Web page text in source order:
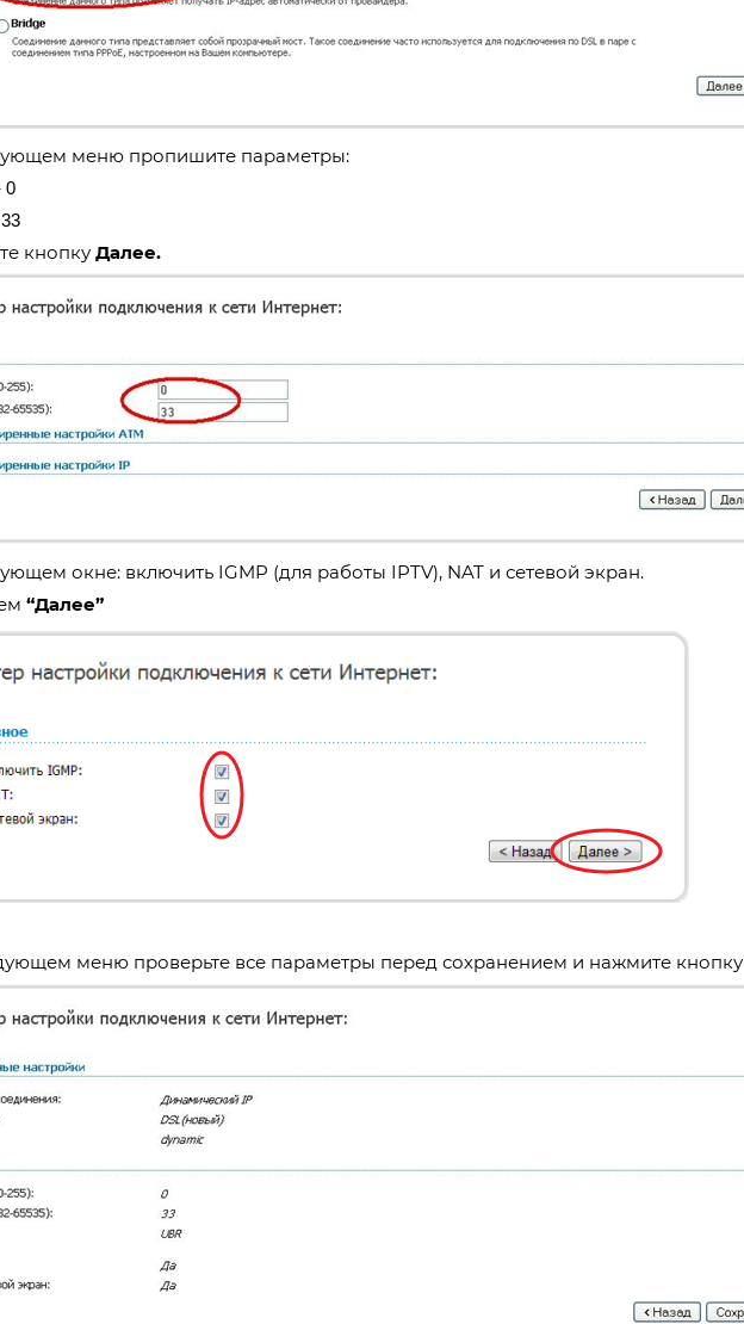
меню пропишите параметры:
0
33
кнопку Далее.
окне: включить IGMP (для работы IPTV), NAT и сетевой экран.
“Далее”
меню проверьте все параметры перед сохранением и нажмите кнопку